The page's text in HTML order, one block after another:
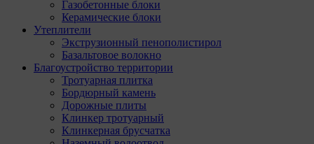
Газобетонные блоки
Керамические блоки
Утеплители
Экструзионный пенополистирол
Базальтовое волокно
Благоустройство территории
Тротуарная плитка
Бордюрный камень
Дорожные плиты
Клинкер тротуарный
Клинкерная брусчатка